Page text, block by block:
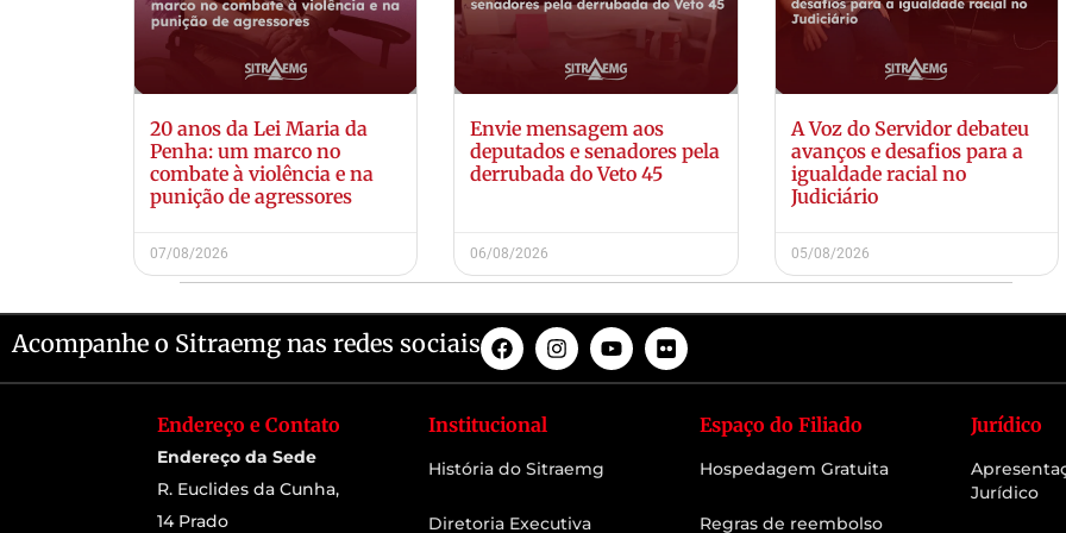
20 anos da Lei Maria da
Penha: um marco no
combate à violência e na
punição de agressores
07/08/2026
Envie mensagem aos
deputados e senadores pela
derrubada do Veto 45
06/08/2026
A Voz do Servidor debateu
avanços e desafios para a
igualdade racial no
Judiciário
05/08/2026
Acompanhe o Sitraemg nas redes sociais
Endereço e Contato
Endereço da Sede
R. Euclides da Cunha,
14 Prado
Institucional
História do Sitraemg
Diretoria Executiva
Espaço do Filiado
Hospedagem Gratuita
Regras de reembolso
Jurídico
Jurídico